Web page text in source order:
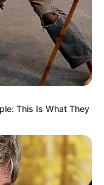
compañeros;
por votación de
, que
fue nominada
Estrada fue
la líder de la
casa de
una
Bernal
This Is What They